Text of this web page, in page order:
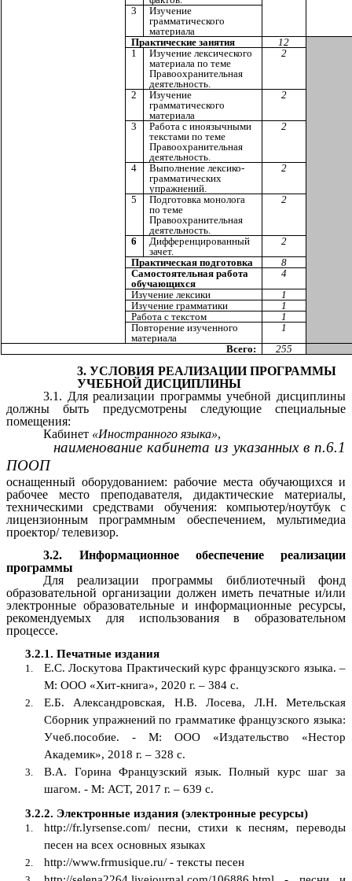
3
Изучение
грамматического
материала
Практические занятия
12
1
Изучение лексического
материала по теме
Правоохранительная
деятельность.
2
2
Изучение
грамматического
материала
2
3
Работа с иноязычными
текстами по теме
Правоохранительная
деятельность.
2
4
Выполнение лексико-
грамматических
упражнений.
2
5
Подготовка монолога
по теме
Правоохранительная
деятельность.
2
6
Дифференцированный
зачет.
2
Практическая подготовка
8
Самостоятельная работа
обучающихся
4
Изучение лексики
1
Изучение грамматики
1
Работа с текстом
1
Повторение изученного
материала
1
Всего:
255
3. УСЛОВИЯ РЕАЛИЗАЦИИ ПРОГРАММЫ
УЧЕБНОЙ ДИСЦИПЛИНЫ
3.1. Для реализации программы учебной дисциплины
должны быть предусмотрены следующие специальные
помещения:
Кабинет «Иностранного языка»,
наименование кабинета из указанных в п.6.1
ПООП
оснащенный оборудованием: рабочие места обучающихся и
рабочее место преподавателя, дидактические материалы
техническими средствами обучения: компьютер/ноутбук с
лицензионным программным обеспечением, мультимедиа
проектор/ телевизор.
3.2. Информационное обеспечение реализации
программы
Для реализации программы библиотечный фонд
образовательной организации должен иметь печатные и/или
электронные образовательные и информационные ресурсы,
рекомендуемых для использования в образовательном
процессе.
3.2.1. Печатные издания
Е.С. Лоскутова Практический курс французского языка. –
М: ООО «Хит-книга», 2020 г. – 384 с.
Е.Б. Александровская, Н.В. Лосева, Л.Н. Метельская
Сборник упражнений по грамматике французского языка:
Учеб.пособие. - М: ООО «Издательство «Нестор
Академик», 2018 г. – 328 с.
В.А. Горина Французский язык. Полный курс шаг за
шагом. - М: АСТ, 2017 г. – 639 с.
3.2.2. Электронные издания (электронные ресурсы)
http://fr.lyrsense.com/ песни, стихи к песням, переводы
песен на всех основных языках
http://www.frmusique.ru/ - тексты песен